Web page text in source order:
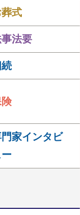
式
法要
家インタビ